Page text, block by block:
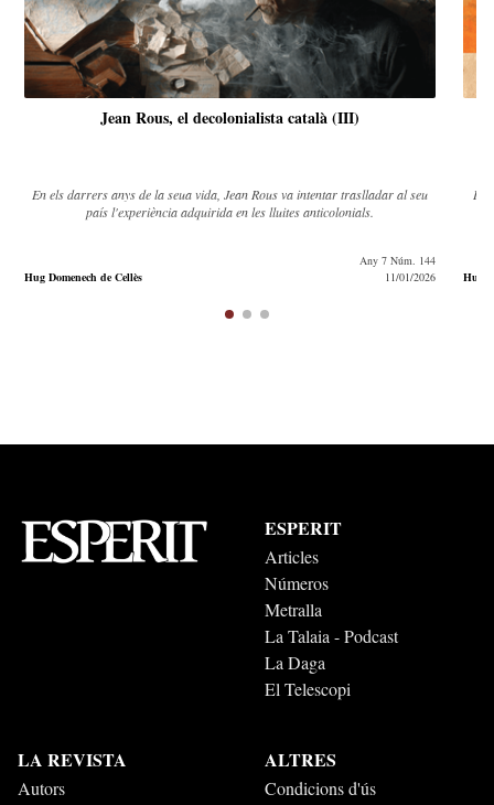
Jean Rous, el decolonialista català (III)
En els darrers anys de la seua vida, Jean Rous va intentar traslladar al seu
país l'experiència adquirida en les lluites anticolonials.
Hug Domenech de Cellès
Any 7 Núm. 144
11/01/2026
Hug
ESPERIT
Articles
Números
Metralla
La Talaia - Podcast
La Daga
El Telescopi
LA REVISTA
Autors
ALTRES
Condicions d'ús